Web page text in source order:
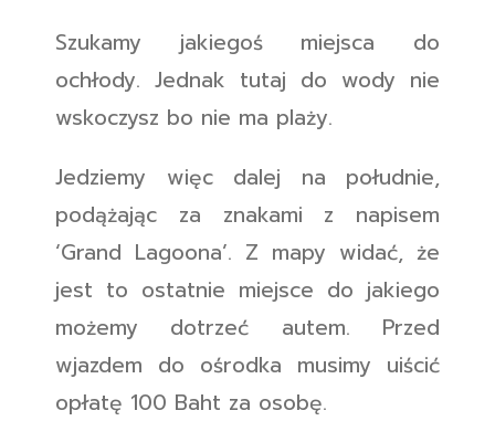
Szukamy jakiegoś miejsca do
ochłody. Jednak tutaj do wody nie
wskoczysz bo nie ma plaży.
Jedziemy więc dalej na południe,
podążając za znakami z napisem
‘Grand Lagoona’. Z mapy widać, że
jest to ostatnie miejsce do jakiego
możemy dotrzeć autem. Przed
wjazdem do ośrodka musimy uiścić
opłatę 100 Baht za osobę.